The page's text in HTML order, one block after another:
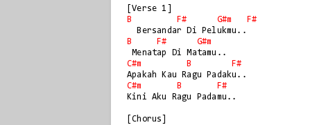
B
F# G#m
F#
B
F#
G#m
C#m
B
F#
C#m
B
F#
Kini Aku Ragu Padamu..